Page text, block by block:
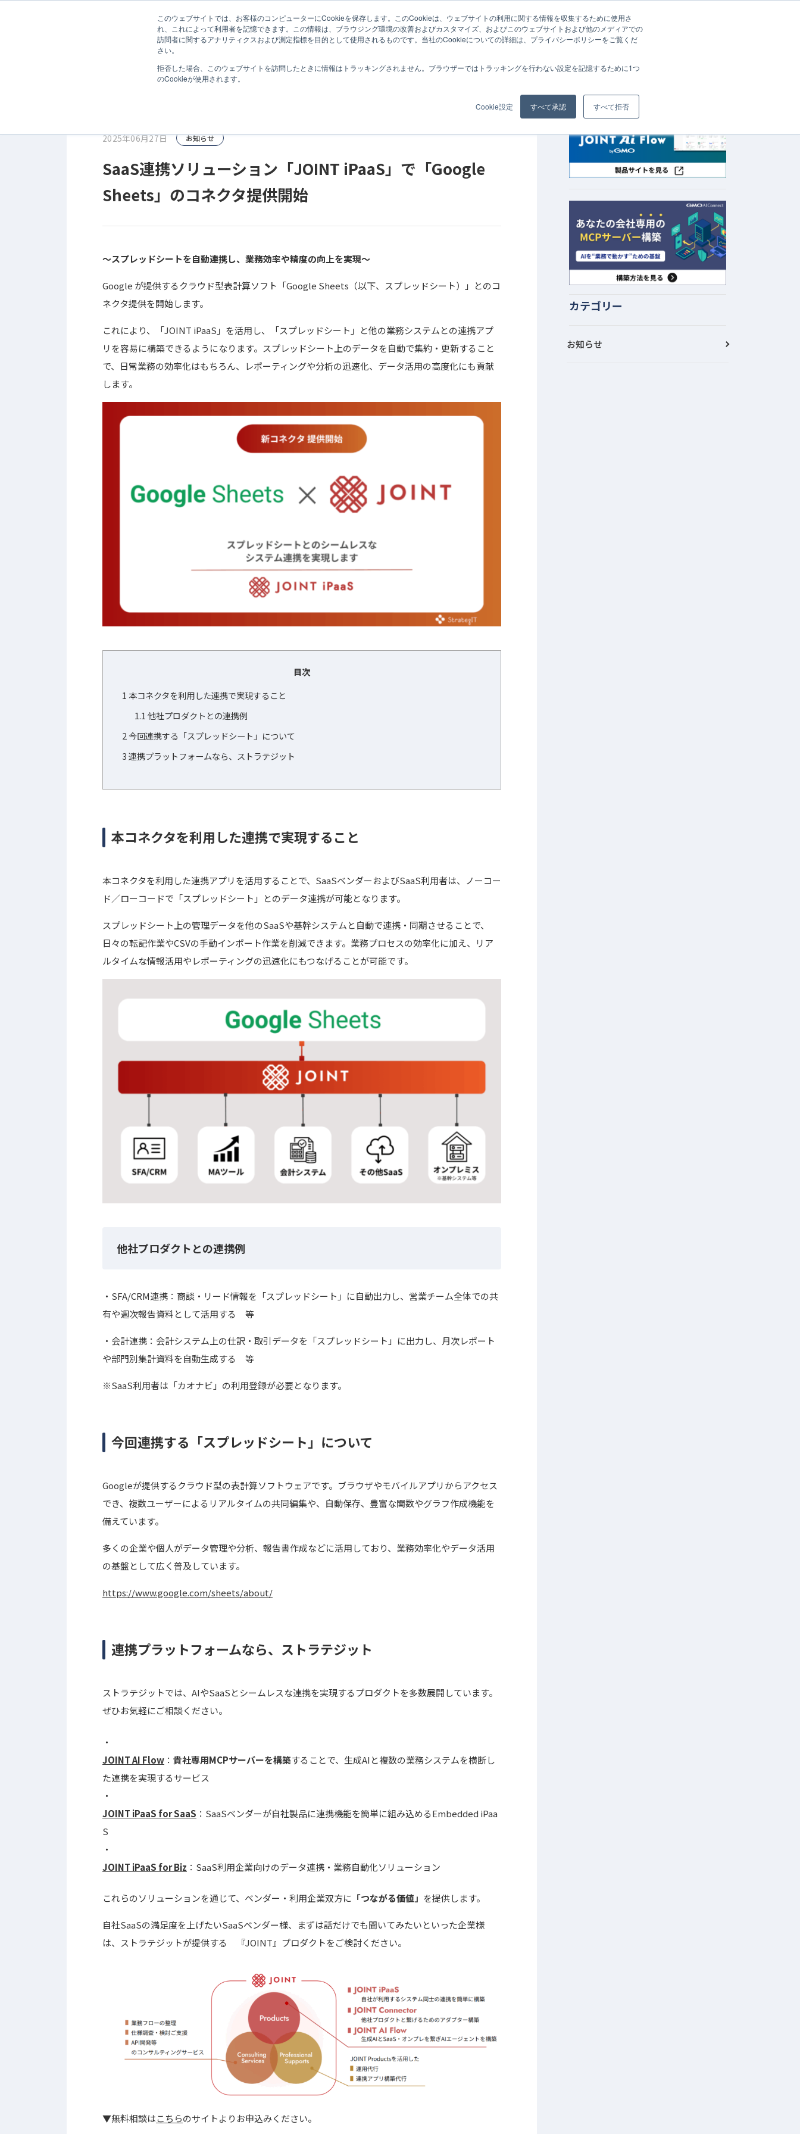
このウェブサイトでは、お客様のコンピューターにCookieを保存します。このCookieは、ウェブサイトの利用に関する情報を収集するために使用さ
れ、これによって利用者を記憶できます。この情報は、ブラウジング環境の改善およびカスタマイズ、およびこのウェブサイトおよび他のメディアでの
訪問者に関するアナリティクスおよび測定指標を目的として使用されるものです。当社のCookieについての詳細は、プライバシーポリシーをご覧くだ
さい。
拒否した場合、このウェブサイトを訪問したときに情報はトラッキングされません。ブラウザーではトラッキングを行わない設定を記憶するために1つ
のCookieが使用されます。
Cookie設定 すべて承認 すべて拒否
サービス紹介 事例 コラム お知らせ 私たちについて 採用情報 会社概要 お問い合わせ
SaaS連携ソリューション「JOINT iPaaS」で「Google Sheets」のコネクタ提供開始
2025年06月27日 お知らせ
SaaS連携ソリューション「JOINT iPaaS」で「Google
Sheets」のコネクタ提供開始
～スプレッドシートを自動連携し、業務効率や精度の向上を実現～
Google が提供するクラウド型表計算ソフト「Google Sheets（以下、スプレッドシート）」とのコ
ネクタ提供を開始します。
これにより、「JOINT iPaaS」を活用し、「スプレッドシート」と他の業務システムとの連携アプ
リを容易に構築できるようになります。スプレッドシート上のデータを自動で集約・更新すること
で、日常業務の効率化はもちろん、レポーティングや分析の迅速化、データ活用の高度化にも貢献
します。
目次
1 本コネクタを利用した連携で実現すること
1.1他社プロダクトとの連携例
2今回連携する「スプレッドシート」について
3連携プラットフォームなら、ストラテジット
本コネクタを利用した連携で実現すること
本コネクタを利用した連携アプリを活用することで、SaaSベンダーおよびSaaS利用者は、ノーコー
ド／ローコードで「スプレッドシート」とのデータ連携が可能となります。
スプレッドシート上の管理データを他のSaaSや基幹システムと自動で連携・同期させることで、
日々の転記作業やCSVの手動インポート作業を削減できます。業務プロセスの効率化に加え、リア
ルタイムな情報活用やレポーティングの迅速化にもつなげることが可能です。
他社プロダクトとの連携例
・SFA/CRM連携：商談・リード情報を「スプレッドシート」に自動出力し、営業チーム全体での共
有や週次報告資料として活用する 等
・会計連携：会計システム上の仕訳・取引データを「スプレッドシート」に出力し、月次レポート
や部門別集計資料を自動生成する 等
※SaaS利用者は「カオナビ」の利用登録が必要となります。
今回連携する「スプレッドシート」について
Googleが提供するクラウド型の表計算ソフトウェアです。ブラウザやモバイルアプリからアクセス
でき、複数ユーザーによるリアルタイムの共同編集や、自動保存、豊富な関数やグラフ作成機能を
備えています。
多くの企業や個人がデータ管理や分析、報告書作成などに活用しており、業務効率化やデータ活用
の基盤として広く普及しています。
https://www.google.com/sheets/about/
連携プラットフォームなら、ストラテジット
ストラテジットでは、AIやSaaSとシームレスな連携を実現するプロダクトを多数展開しています。
ぜひお気軽にご相談ください。
JOINT AI Flow ： 貴社専用MCPサーバーを構築することで、生成AIと複数の業務システムを横断し
た連携を実現するサービス
JOINT iPaaS for SaaS ：SaaSベンダーが自社製品に連携機能を簡単に組み込めるEmbedded iPaa
S
JOINT iPaaS for Biz ：SaaS利用企業向けのデータ連携・業務自動化ソリューション
これらのソリューションを通じて、ベンダー・利用企業双方に 「つながる価値」 を提供します。
自社SaaSの満足度を上げたいSaaSベンダー様、まずは話だけでも聞いてみたいといった企業様
は、ストラテジットが提供する 『JOINT』プロダクトをご検討ください。
▼無料相談はこちらのサイトよりお申込みください。
カテゴリー
お知らせ